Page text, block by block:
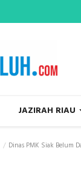
JAZIRAH RIAU
Dinas PMK Siak Belum